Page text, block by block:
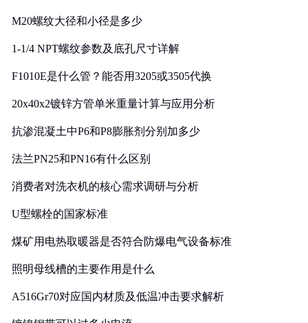
M20螺纹大径和小径是多少
1-1/4 NPT螺纹参数及底孔尺寸详解
F1010E是什么管？能否用3205或3505代换
20x40x2镀锌方管单米重量计算与应用分析
抗渗混凝土中P6和P8膨胀剂分别加多少
法兰PN25和PN16有什么区别
消费者对洗衣机的核心需求调研与分析
U型螺栓的国家标准
煤矿用电热取暖器是否符合防爆电气设备标准
照明母线槽的主要作用是什么
A516Gr70对应国内材质及低温冲击要求解析